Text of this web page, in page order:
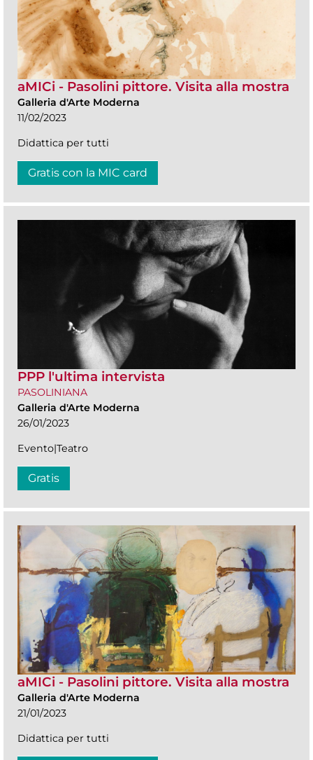
aMICi - Pasolini pittore. Visita alla mostra
Galleria d'Arte Moderna
11/02/2023
Didattica per tutti
Gratis con la MIC card
PPP l'ultima intervista
PASOLINIANA
Galleria d'Arte Moderna
26/01/2023
Evento|Teatro
Gratis
aMICi - Pasolini pittore. Visita alla mostra
Galleria d'Arte Moderna
21/01/2023
Didattica per tutti